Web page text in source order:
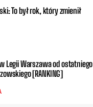
To był rok, który zmienił
Legii Warszawa od ostatniego
[RANKING]